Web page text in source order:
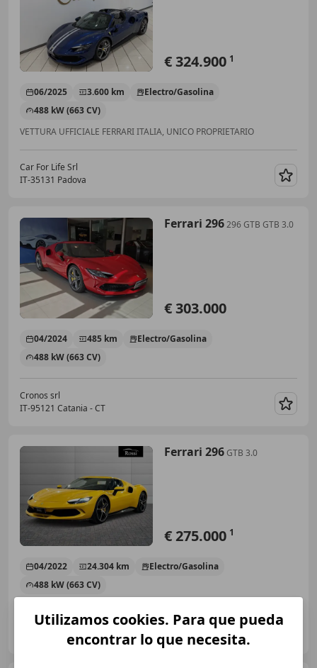
€ 324.900 1
06/2025 3.600 km
Electro/Gasolina
488 kW (663 CV)
VETTURA UFFICIALE FERRARI ITALIA, UNICO PROPRIETARIO
Car For Life Srl
IT-35131 Padova
Ferrari 296296 GTB GTB 3.0
€ 303.000
04/2024 485 km
Electro/Gasolina
488 kW (663 CV)
Cronos srl
IT-95121 Catania - CT
Ferrari 296GTB 3.0
€ 275.000 1
04/2022 24.304 km
Electro/Gasolina
488 kW (663 CV)
Rossi Srl Usato
IT-05035 Narni Scalo - Terni
Utilizamos cookies. Para que pueda
encontrar lo que necesita.